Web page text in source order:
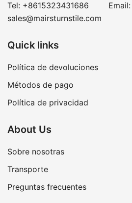
Tel: +8615323431686 Email:
sales@mairsturnstile.com
Quick links
Política de devoluciones
Métodos de pago
Política de privacidad
About Us
Sobre nosotras
Transporte
Preguntas frecuentes